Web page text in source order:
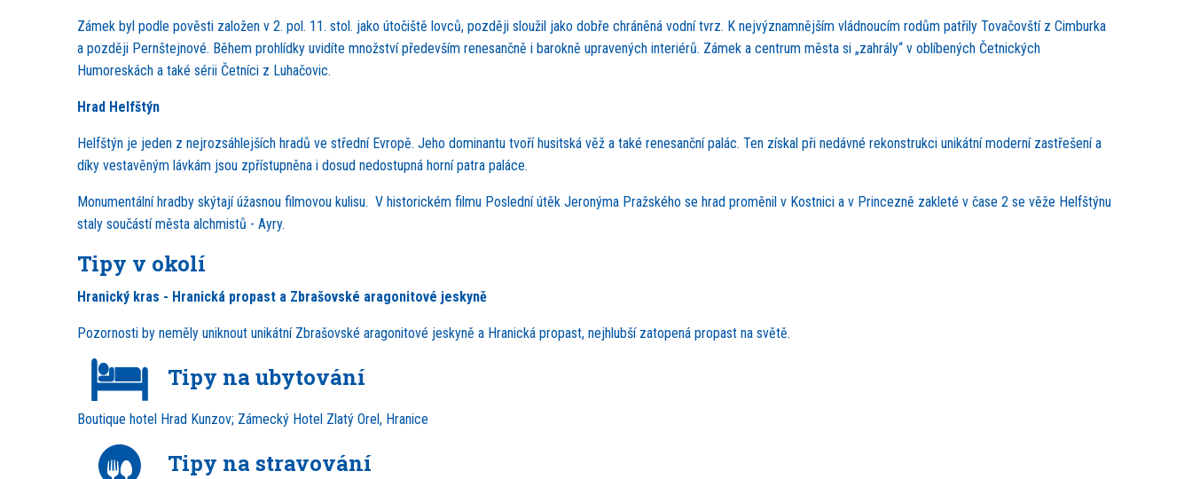
Zámek byl podle pověsti založen v 2. pol. 11. stol. jako útočiště lovců, později sloužil jako dobře chráněná vodní tvrz. K nejvýznamnějším vládnoucím rodům patřily Tovačovští z Cimburka
a později Pernštejnové. Během prohlídky uvidíte množství především renesančně i barokně upravených interiérů. Zámek a centrum města si „zahrály“ v oblíbených Četnických
Humoreskách a také sérii Četníci z Luhačovic.
Hrad Helfštýn
Helfštýn je jeden z nejrozsáhlejších hradů ve střední Evropě. Jeho dominantu tvoří husitská věž a také renesanční palác. Ten získal při nedávné rekonstrukci unikátní moderní zastřešení a
díky vestavěným lávkám jsou zpřístupněna i dosud nedostupná horní patra paláce.
Monumentální hradby skýtají úžasnou filmovou kulisu. V historickém filmu Poslední útěk Jeronýma Pražského se hrad proměnil v Kostnici a v Princezně zakleté v čase 2 se věže Helfštýnu
staly součástí města alchmistů - Ayry.
Tipy v okolí
Hranický kras - Hranická propast a Zbrašovské aragonitové jeskyně
Pozornosti by neměly uniknout unikátní Zbrašovské aragonitové jeskyně a Hranická propast, nejhlubší zatopená propast na světě.
Tipy na ubytování
Boutique hotel Hrad Kunzov; Zámecký Hotel Zlatý Orel, Hranice
Tipy na stravování